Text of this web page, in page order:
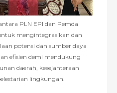
PLN EPI dan Pemda
mengintegrasikan dan
potensi dan sumber daya
efisien demi mendukung
daerah, kesejahteraan
lingkungan.